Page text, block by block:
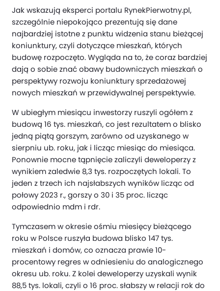
Jak wskazują eksperci portalu RynekPierwotny.pl,
szczególnie niepokojąco prezentują się dane
najbardziej istotne z punktu widzenia stanu bieżącej
koniunktury, czyli dotyczące mieszkań, których
budowę rozpoczęto. Wygląda na to, że coraz bardziej
dają o sobie znać obawy budowniczych mieszkań o
perspektywy rozwoju koniunktury sprzedażowej
nowych mieszkań w przewidywalnej perspektywie.
W ubiegłym miesiącu inwestorzy ruszyli ogółem z
budową 16 tys. mieszkań, co jest rezultatem o blisko
jedną piątą gorszym, zarówno od uzyskanego w
sierpniu ub. roku, jak i licząc miesiąc do miesiąca.
Ponownie mocne tąpnięcie zaliczyli deweloperzy z
wynikiem zaledwie 8,3 tys. rozpoczętych lokali. To
jeden z trzech ich najsłabszych wyników licząc od
połowy 2023 r., gorszy o 30 i 35 proc. licząc
odpowiednio mdm i rdr.
Tymczasem w okresie ośmiu miesięcy bieżącego
roku w Polsce ruszyła budowa blisko 147 tys.
mieszkań i domów, co oznacza prawie 10-
procentowy regres w odniesieniu do analogicznego
okresu ub. roku. Z kolei deweloperzy uzyskali wynik
88,5 tys. lokali, czyli o 16 proc. słabszy w relacji rok do